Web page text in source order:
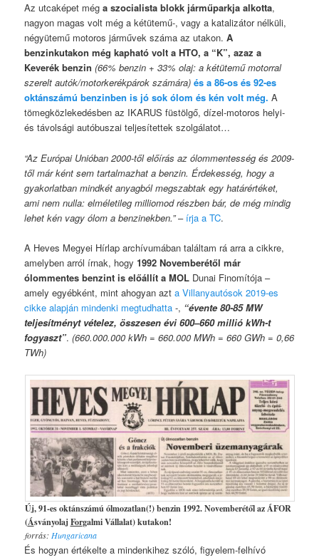
Az utcaképet méga szocialista blokk járműparkja alkotta,
nagyon magas volt még a kétütemű-, vagy a katalizátor nélküli,
négyütemű motoros járművek száma az utakon.A
benzinkutakon még kapható volt a HTO, a “K”, azaz a
Keverék benzin (66% benzin + 33% olaj: a kétütemű motorral
szerelt autók/motorkerékpárok számára) és a 86-os és 92-es
oktánszámú benzinben is jó sok ólom és kén volt még. A
tömegközlekedésben az IKARUS füstölgő, dízel-motoros helyi-
és távolsági autóbuszai teljesítettek szolgálatot…
“Az Európai Unióban 2000-től előírás az ólommentesség és 2009-
től már ként sem tartalmazhat a benzin. Érdekesség, hogy a
gyakorlatban mindkét anyagból megszabtak egy határértéket,
ami nem nulla: elméletileg milliomod részben bár, de még mindig
lehet kén vagy ólom a benzinekben.”– írja a TC.
A Heves Megyei Hírlap archívumában találtam rá arra a cikkre,
amelyben arról írnak, hogy1992 Novemberétől már
ólommentes benzint is előállít a MOL Dunai Finomítója –
amely egyébként, mint ahogyan azta Villanyautósok 2019-es
cikke alapján mindenki megtudhatta -, “évente 80-85 MW
teljesítményt vételez, összesen évi 600–660 millió kWh-t
fogyaszt”.(660.000.000 kWh = 660.000 MWh = 660 GWh = 0,66
TWh)
Új, 91-es oktánszámú ólmozatlan(!) benzin 1992. Novemberétől az ÁFOR
(Ásványolaj Forgalmi Vállalat) kutakon!
forrás: Hungaricana
És hogyan értékelte a mindenkihez szóló, figyelem-felhívó